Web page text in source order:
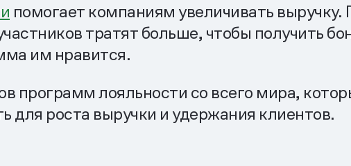
помогает компаниям увеличивать
тратят больше, чтобы получить
им нравится.
программ лояльности со всего мира,
для роста выручки и удержания клиентов.